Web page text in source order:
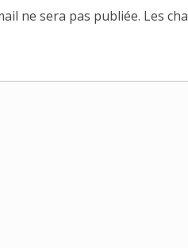
ne sera pas publiée. Les